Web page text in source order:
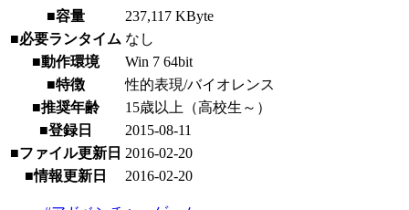
■容量
237,117 KByte
■必要ランタイム なし
■動作環境
Win 7 64bit
■特徴
性的表現/バイオレンス
■推奨年齢
15歳以上（高校生～）
■登録日
2015-08-11
■ファイル更新日 2016-02-20
■情報更新日
2016-02-20